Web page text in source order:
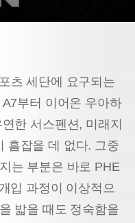
츠 세단에 요구되는
부터 이어온 우아하
한 서스펜션, 미래지
흠잡을 데 없다. 그중
는 부분은 바로 PHE
입 과정이 이상적으
밟을 때도 정숙함을